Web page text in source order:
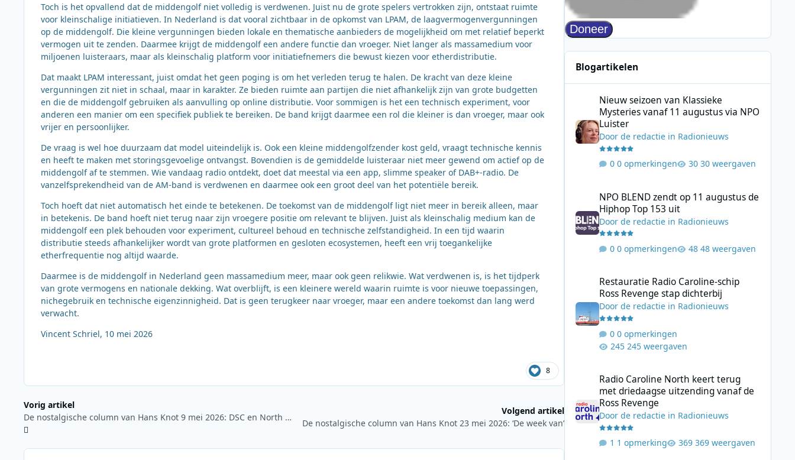
Toch is het opvallend dat de middengolf niet volledig is verdwenen. Juist nu de grote spelers vertrokken zijn, ontstaat ruimte
voor kleinschalige initiatieven. In Nederland is dat vooral zichtbaar in de opkomst van LPAM, de laagvermogenvergunningen
op de middengolf. Die kleine vergunningen bieden lokale en thematische aanbieders de mogelijkheid om met relatief beperkt
vermogen uit te zenden. Daarmee krijgt de middengolf een andere functie dan vroeger. Niet langer als massamedium voor
miljoenen luisteraars, maar als kleinschalig platform voor initiatiefnemers die bewust kiezen voor etherdistributie.
Dat maakt LPAM interessant, juist omdat het geen poging is om het verleden terug te halen. De kracht van deze kleine
vergunningen zit niet in schaal, maar in karakter. Ze bieden ruimte aan partijen die niet afhankelijk zijn van grote budgetten
en die de middengolf gebruiken als aanvulling op online distributie. Voor sommigen is het een technisch experiment, voor
anderen een manier om een specifiek publiek te bereiken. De band krijgt daarmee een rol die kleiner is dan vroeger, maar ook
vrijer en persoonlijker.
De vraag is wel hoe duurzaam dat model uiteindelijk is. Ook een kleine middengolfzender kost geld, vraagt technische kennis
en heeft te maken met storingsgevoelige ontvangst. Bovendien is de gemiddelde luisteraar niet meer gewend om actief op de
middengolf af te stemmen. Wie vandaag radio ontdekt, doet dat meestal via een app, slimme speaker of DAB+-radio. De
vanzelfsprekendheid van de AM-band is verdwenen en daarmee ook een groot deel van het potentiële bereik.
Toch hoeft dat niet automatisch het einde te betekenen. De toekomst van de middengolf ligt niet meer in bereik alleen, maar
in betekenis. De band hoeft niet terug naar zijn vroegere positie om relevant te blijven. Juist als kleinschalig medium kan de
middengolf een plek behouden voor experiment, cultureel behoud en technische zelfstandigheid. In een tijd waarin
distributie steeds afhankelijker wordt van grote platformen en gesloten ecosystemen, heeft een vrij toegankelijke
etherfrequentie nog altijd waarde.
Daarmee is de middengolf in Nederland geen massamedium meer, maar ook geen relikwie. Wat verdwenen is, is het tijdperk
van grote vermogens en nationale dekking. Wat overblijft, is een kleinere wereld waarin ruimte is voor nieuwe toepassingen,
nichegebruik en technische eigenzinnigheid. Dat is geen terugkeer naar vroeger, maar een andere toekomst dan lang werd
verwacht.
Vincent Schriel, 10 mei 2026
8
Vorig artikel
De nostalgische column van Hans Knot 9 mei 2026: DSC en North State Show
Volgend artikel
De nostalgische column van Hans Knot 23 mei 2026: ‘De week van’
Blogartikelen
Nieuw seizoen van Klassieke
Mysteries vanaf 11 augustus via NPO
Luister
Door de redactiein Radionieuws
0 opmerkingen 30 weergaven
NPO BLEND zendt op 11 augustus de
Hiphop Top 153 uit
Door de redactiein Radionieuws
0 opmerkingen 48 weergaven
Restauratie Radio Caroline-schip
Ross Revenge stap dichterbij
Door de redactiein Radionieuws
0 opmerkingen
245 weergaven
Radio Caroline North keert terug
met driedaagse uitzending vanaf de
Ross Revenge
Door de redactiein Radionieuws
1 opmerking 369 weergaven